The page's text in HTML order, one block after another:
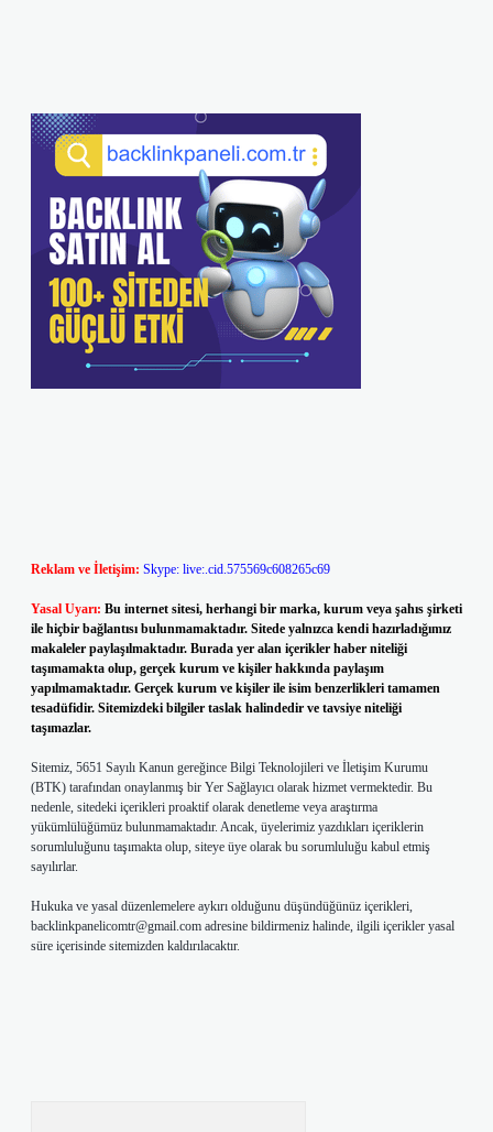
Reklam ve İletişim: Skype: live:.cid.575569c608265c69
Yasal Uyarı: Bu internet sitesi, herhangi bir marka, kurum veya şahıs şirketi
ile hiçbir bağlantısı bulunmamaktadır. Sitede yalnızca kendi hazırladığımız
makaleler paylaşılmaktadır. Burada yer alan içerikler haber niteliği
taşımamakta olup, gerçek kurum ve kişiler hakkında paylaşım
yapılmamaktadır. Gerçek kurum ve kişiler ile isim benzerlikleri tamamen
tesadüfidir. Sitemizdeki bilgiler taslak halindedir ve tavsiye niteliği
taşımazlar.
Sitemiz, 5651 Sayılı Kanun gereğince Bilgi Teknolojileri ve İletişim Kurumu
(BTK) tarafından onaylanmış bir Yer Sağlayıcı olarak hizmet vermektedir. Bu
nedenle, sitedeki içerikleri proaktif olarak denetleme veya araştırma
yükümlülüğümüz bulunmamaktadır. Ancak, üyelerimiz yazdıkları içeriklerin
sorumluluğunu taşımakta olup, siteye üye olarak bu sorumluluğu kabul etmiş
sayılırlar.
Hukuka ve yasal düzenlemelere aykırı olduğunu düşündüğünüz içerikleri,
backlinkpanelicomtr@gmail.com adresine bildirmeniz halinde, ilgili içerikler yasal
süre içerisinde sitemizden kaldırılacaktır.